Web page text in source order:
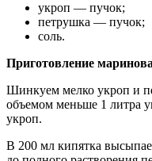
укроп — пучок;
петрушка — пучок;
соль.
Приготовление
Шинкуем мелко укроп и
объемом меньше 1 литра
укроп.
В 200 мл кипятка